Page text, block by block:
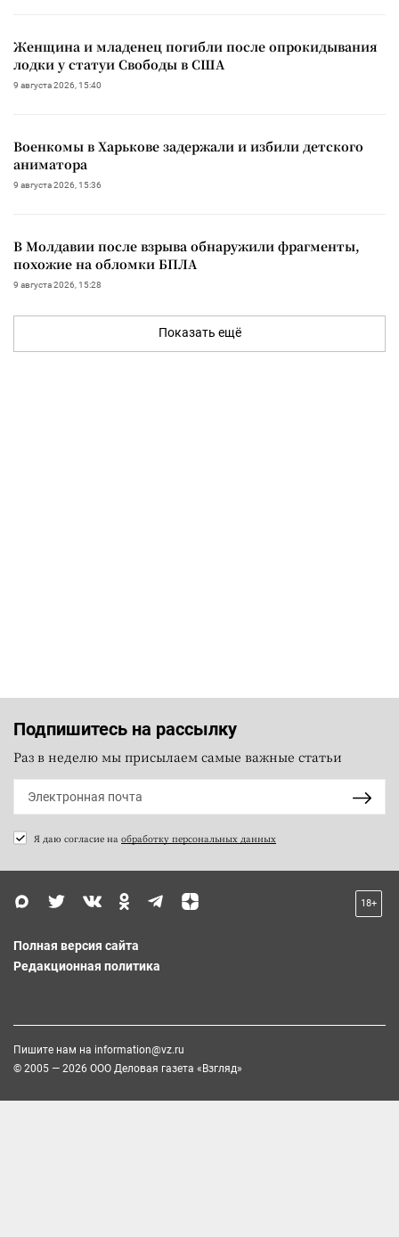
Женщина и младенец погибли после опрокидывания
лодки у статуи Свободы в США
9 августа 2026, 15:40
Военкомы в Харькове задержали и избили детского
аниматора
9 августа 2026, 15:36
В Молдавии после взрыва обнаружили фрагменты,
похожие на обломки БПЛА
9 августа 2026, 15:28
Показать ещё
Подпишитесь на рассылку
Раз в неделю мы присылаем самые важные статьи
Я даю согласие на обработку персональных данных
18+
Полная версия сайта
Редакционная политика
Пишите нам на information@vz.ru
© 2005 — 2026 ООО Деловая газета «Взгляд»